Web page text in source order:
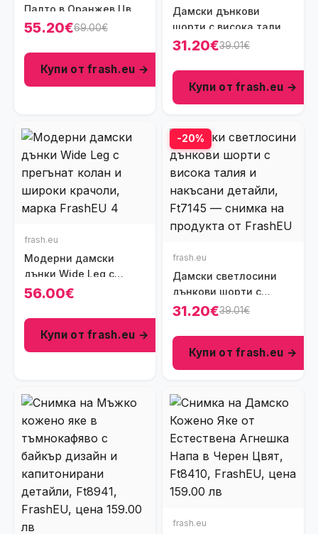
Палто в Оранжев Цвят
– Класическа Кройка и
55.20€69.00€
Купи от frash.eu →
Дамски дънкови
шорти с висока талия
и камъни, Ft7152
31.20€39.01€
Купи от frash.eu →
frash.eu
Модерни дамски
дънки Wide Leg с
прегънат колан и
Ft8813
56.00€
Купи от frash.eu →
-20%
frash.eu
Дамски светлосини
дънкови шорти с
висока талия и
Ft7145
31.20€39.01€
Купи от frash.eu →
frash.eu